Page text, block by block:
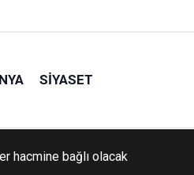
SIYASET
sona ereceğini" söyledi